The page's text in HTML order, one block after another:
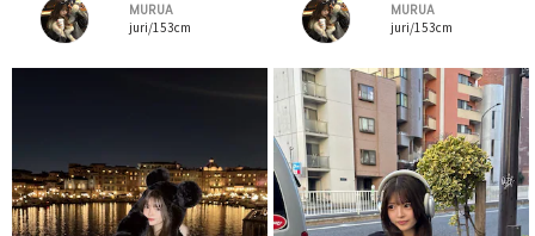
MURUA
juri/153cm
MURUA
juri/153cm